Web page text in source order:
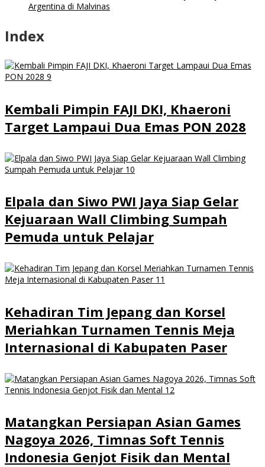
Argentina di Malvinas
Index
Kembali Pimpin FAJI DKI, Khaeroni
Target Lampaui Dua Emas PON 2028
Elpala dan Siwo PWI Jaya Siap Gelar
Kejuaraan Wall Climbing Sumpah
Pemuda untuk Pelajar
Kehadiran Tim Jepang dan Korsel
Meriahkan Turnamen Tennis Meja
Internasional di Kabupaten Paser
Matangkan Persiapan Asian Games
Nagoya 2026, Timnas Soft Tennis
Indonesia Genjot Fisik dan Mental